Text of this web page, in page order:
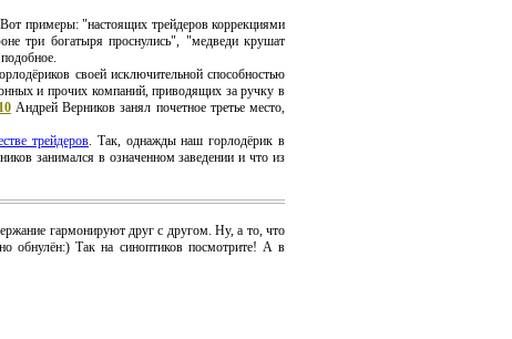
примеры: "настоящих трейдеров коррекциями
три богатыря проснулись", "медведи крушат
своей исключительной способностью
и прочих компаний, приводящих за ручку в
Андрей Верников занял почетное третье место,
трейдеров. Так, однажды наш горлодёрик в
занимался в означенном заведении и что из
гармонируют друг с другом. Ну, а то, что
обнулён:) Так на синоптиков посмотрите! А в